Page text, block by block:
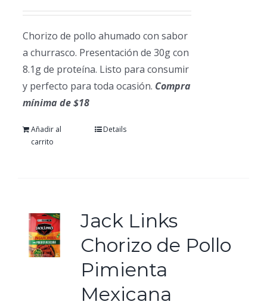
Chorizo de pollo ahumado con sabor
a churrasco. Presentación de 30g con
8.1g de proteína. Listo para consumir
y perfecto para toda ocasión. Compra
mínima de $18
Añadir al
carrito
Details
Jack Links
Chorizo de Pollo
Pimienta
Mexicana